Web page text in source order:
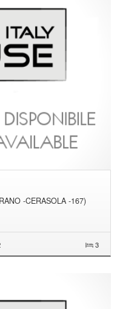
-CERASOLA -167)
3